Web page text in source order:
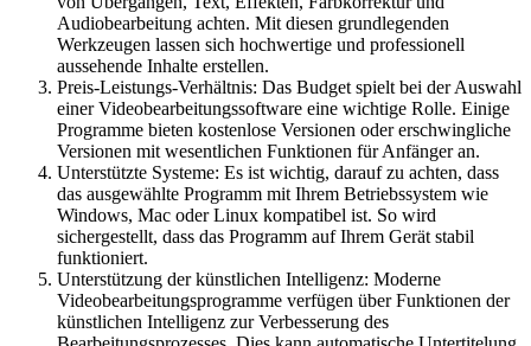
Audiobearbeitung achten. Mit diesen grundlegenden
Werkzeugen lassen sich hochwertige und professionell
aussehende Inhalte erstellen.
Preis-Leistungs-Verhältnis: Das Budget spielt bei der Auswahl
einer Videobearbeitungssoftware eine wichtige Rolle. Einige
Programme bieten kostenlose Versionen oder erschwingliche
Versionen mit wesentlichen Funktionen für Anfänger an.
Unterstützte Systeme: Es ist wichtig, darauf zu achten, dass
das ausgewählte Programm mit Ihrem Betriebssystem wie
Windows, Mac oder Linux kompatibel ist. So wird
sichergestellt, dass das Programm auf Ihrem Gerät stabil
funktioniert.
Unterstützung der künstlichen Intelligenz: Moderne
Videobearbeitungsprogramme verfügen über Funktionen der
künstlichen Intelligenz zur Verbesserung des